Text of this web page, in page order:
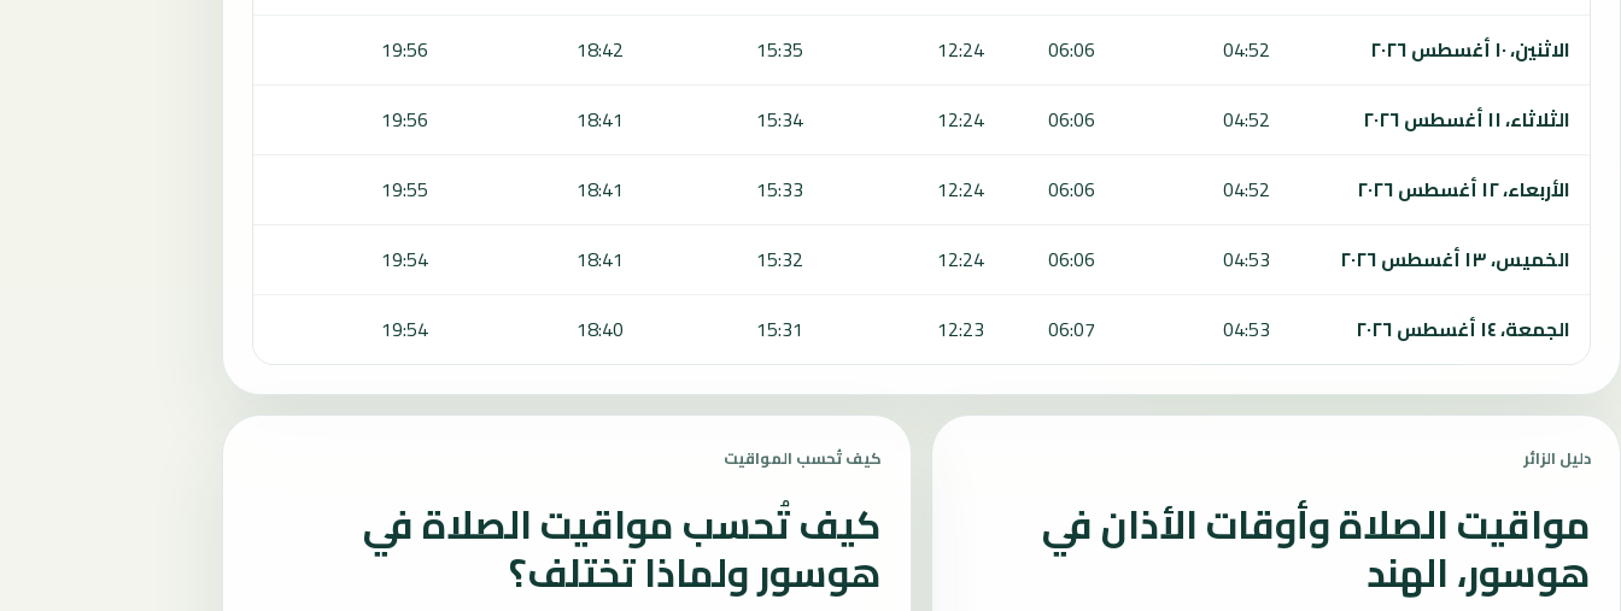
الاثنين، ١٠ أغسطس ٢٠٢٦
04:52
06:06
12:24
15:35
18:42
19:56
الثلاثاء، ١١ أغسطس ٢٠٢٦
04:52
06:06
12:24
15:34
18:41
19:56
الأربعاء، ١٢ أغسطس ٢٠٢٦
04:52
06:06
12:24
15:33
18:41
19:55
الخميس، ١٣ أغسطس ٢٠٢٦
04:53
06:06
12:24
15:32
18:41
19:54
الجمعة، ١٤ أغسطس ٢٠٢٦
04:53
06:07
12:23
15:31
18:40
19:54
دليل الزائر
مواقيت الصلاة وأوقات الأذان في
هوسور، الهند
كيف تُحسب المواقيت
كيف تُحسب مواقيت الصلاة في
هوسور ولماذا تختلف؟